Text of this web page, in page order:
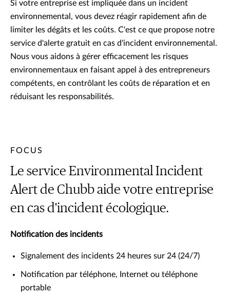
Si votre entreprise est impliquée dans un incident
environnemental, vous devez réagir rapidement afin de
limiter les dégâts et les coûts. C'est ce que propose notre
service d'alerte gratuit en cas d'incident environnemental.
Nous vous aidons à gérer efficacement les risques
environnementaux en faisant appel à des entrepreneurs
compétents, en contrôlant les coûts de réparation et en
réduisant les responsabilités.
FOCUS
Le service Environmental Incident
Alert de Chubb aide votre entreprise
en cas d'incident écologique.
Notification des incidents
Signalement des incidents 24 heures sur 24 (24/7)
Notification par téléphone, Internet ou téléphone
portable